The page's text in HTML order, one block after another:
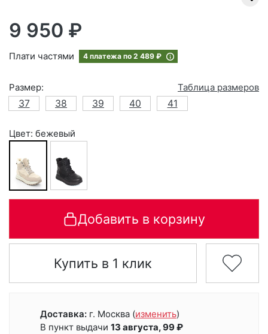
9 950 ₽
Плати частями 4 платежа по 2 489 ₽
Размер:
Таблица размеров
37
38 39 40 41
Цвет: бежевый
Добавить в корзину
Купить в 1 клик
Доставка: г. Москва (изменить)
В пункт выдачи 13 августа, 99 ₽